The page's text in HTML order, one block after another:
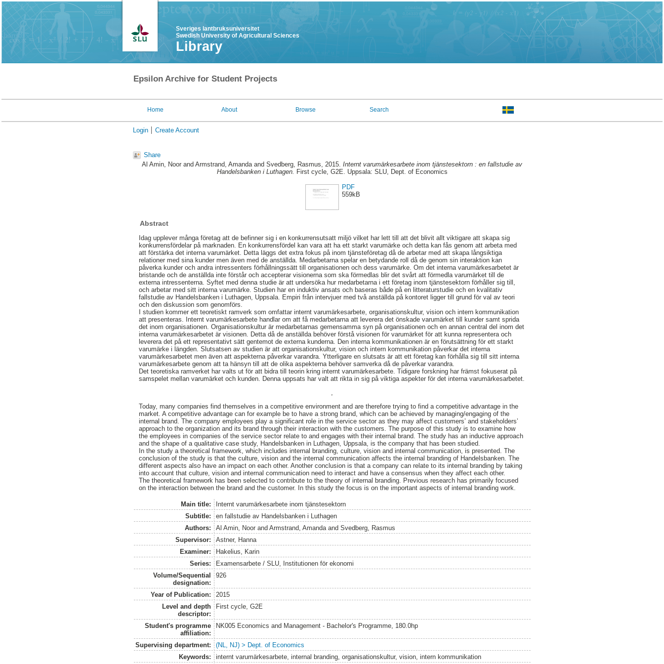
Sveriges lantbruksuniversitet
Swedish University of Agricultural Sciences
Library
Epsilon Archive for Student Projects
Home About Browse Search
Login Create Account
Share
Al Amin, Noor and Armstrand, Amandaand Svedberg, Rasmus, 2015. Internt varumärkesarbete inom tjänstesektorn : en fallstudie av
Handelsbanken i Luthagen. First cycle, G2E. Uppsala: SLU, Dept. of Economics
PDF
559kB
Abstract
Idag upplever många företag att de befinner sig i en konkurrensutsatt miljö vilket har lett till att det blivit allt viktigare att skapa sig
konkurrensfördelar på marknaden. En konkurrensfördel kan vara att ha ett starkt varumärke och detta kan fås genom att arbeta med
att förstärka det interna varumärket. Detta läggs det extra fokus på inom tjänsteföretag då de arbetar med att skapa långsiktiga
relationer med sina kunder men även med de anställda. Medarbetarna spelar en betydande roll då de genom sin interaktion kan
påverka kunder och andra intressenters förhållningssätt till organisationen och dess varumärke. Om det interna varumärkesarbetet är
bristande och de anställda inte förstår och accepterar visionerna som ska förmedlas blir det svårt att förmedla varumärket till de
externa intressenterna. Syftet med denna studie är att undersöka hur medarbetarna i ett företag inom tjänstesektorn förhåller sig till,
och arbetar med sitt interna varumärke. Studien har en induktiv ansats och baseras både på en litteraturstudie och en kvalitativ
fallstudie av Handelsbanken i Luthagen, Uppsala. Empiri från intervjuer med två anställda på kontoret ligger till grund för val av teori
och den diskussion som genomförs.
I studien kommer ett teoretiskt ramverk som omfattar internt varumärkesarbete, organisationskultur, vision och intern kommunikation
att presenteras. Internt varumärkesarbete handlar om att få medarbetarna att leverera det önskade varumärket till kunder samt sprida
det inom organisationen. Organisationskultur är medarbetarnas gemensamma syn på organisationen och en annan central del inom det
interna varumärkesarbetet är visionen. Detta då de anställda behöver förstå visionen för varumärket för att kunna representera och
leverera det på ett representativt sätt gentemot de externa kunderna. Den interna kommunikationen är en förutsättning för ett starkt
varumärke i längden. Slutsatsen av studien är att organisationskultur, vision och intern kommunikation påverkar det interna
varumärkesarbetet men även att aspekterna påverkar varandra. Ytterligare en slutsats är att ett företag kan förhålla sig till sitt interna
varumärkesarbete genom att ta hänsyn till att de olika aspekterna behöver samverka då de påverkar varandra.
Det teoretiska ramverket har valts ut för att bidra till teorin kring internt varumärkesarbete. Tidigare forskning har främst fokuserat på
samspelet mellan varumärket och kunden. Denna uppsats har valt att rikta in sig på viktiga aspekter för det interna varumärkesarbetet.
Today, many companies find themselves in a competitive environment and are therefore trying to find a competitive advantage in the
market. A competitive advantage can for example be to have a strong brand, which can be achieved by managing/engaging of the
internal brand. The company employees play a significant role in the service sector as they may affect customers’ and stakeholders’
approach to the organization and its brand through their interaction with the customers. The purpose of this study is to examine how
the employees in companies of the service sector relate to and engages with their internal brand. The study has an inductive approach
and the shape of a qualitative case study, Handelsbanken in Luthagen, Uppsala, is the company that has been studied.
In the study a theoretical framework, which includes internal branding, culture, vision and internal communication, is presented. The
conclusion of the study is that the culture, vision and the internal communication affects the internal branding of Handelsbanken. The
different aspects also have an impact on each other. Another conclusion is that a company can relate to its internal branding by taking
into account that culture, vision and internal communication need to interact and have a consensus when they affect each other.
The theoretical framework has been selected to contribute to the theory of internal branding. Previous research has primarily focused
on the interaction between the brand and the customer. In this study the focus is on the important aspects of internal branding work.
Main title:
Internt varumärkesarbete inom tjänstesektorn
Subtitle:
en fallstudie av Handelsbanken i Luthagen
Authors:
Al Amin, Noorand Armstrand, Amandaand Svedberg, Rasmus
Supervisor:
Astner, Hanna
Examiner:
Hakelius, Karin
Series:
Examensarbete / SLU, Institutionen för ekonomi
Volume/Sequential
designation:
926
Year of Publication:
2015
Level and depth
descriptor:
First cycle, G2E
Student's programme
affiliation:
NK005 Economics and Management - Bachelor's Programme, 180.0hp
Supervising department:
(NL, NJ) > Dept. of Economics
Keywords:
internt varumärkesarbete, internal branding, organisationskultur, vision, intern kommunikation